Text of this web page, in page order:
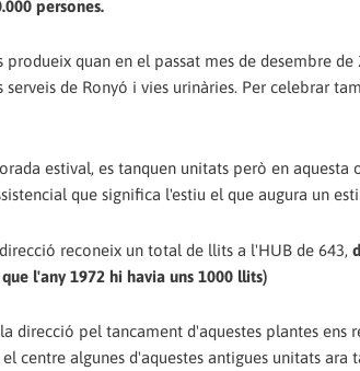
persones.
produeix quan en el passat mes de desembre
de Ronyó i vies urinàries. Per celebrar
estival, es tanquen unitats però en
que significa l'estiu el que augura un
reconeix un total de llits a l'HUB de 643,
l'any 1972 hi havia uns 1000 llits)
direcció pel tancament d'aquestes plantes ens
centre algunes d'aquestes antigues unitats